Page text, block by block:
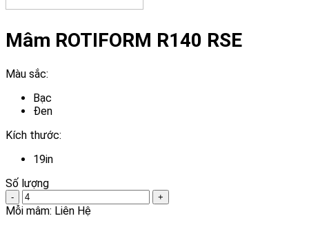
Mâm ROTIFORM R140 RSE
Màu sắc:
Bạc
Đen
Kích thước:
19in
Số lượng
- +
Mỗi mâm: Liên Hệ